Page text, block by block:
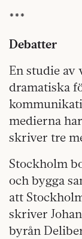
***
Debatter
En studie av
dramatiska
medierna
skriver tre
Stockholm
och bygga
att
skriver
byrån